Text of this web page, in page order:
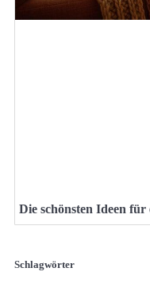
Die schönsten Ideen
Schlagwörter